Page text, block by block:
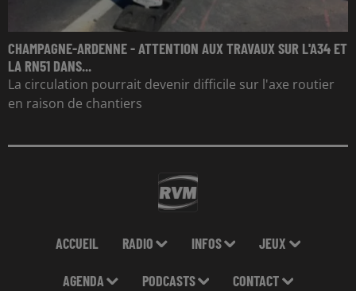
CHAMPAGNE-ARDENNE - ATTENTION AUX TRAVAUX SUR L'A34 ET
LA RN51 DANS...
La circulation pourrait devenir difficile sur l'axe routier
en raison de chantiers
ACCUEIL RADIO INFOS JEUX
AGENDA PODCASTS CONTACT